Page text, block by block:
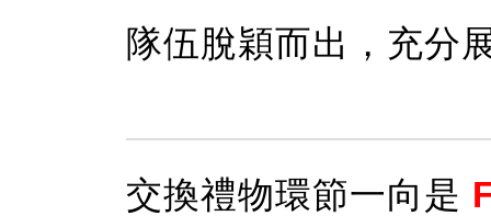
隊伍脫穎而出，充分
交換禮物環節一向是